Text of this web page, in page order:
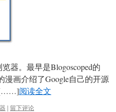
器。最早是Blogoscoped的
漫画介绍了Google自己的开源
阅读全文
| 留下评论